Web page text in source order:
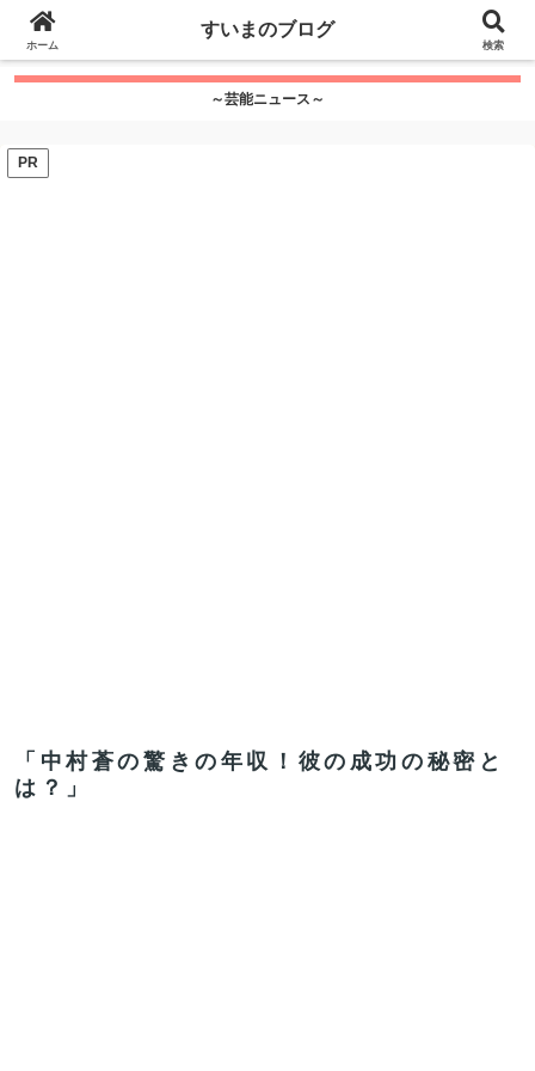
google.com, pub-7115624674097404, DIRECT,
f08c47fec0942fa0
～芸能ニュース～
PR
「中村蒼の驚きの年収！彼の成功の秘密と
は？」
ホーム
すいまのブログ
検索